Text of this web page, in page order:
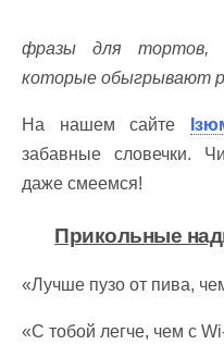
фразы для тортов,
которые обыгрывают
На нашем сайте
забавные словечки.
даже смеемся!
Прикольные
«Лучше пузо от пива,
«С тобой легче, чем с